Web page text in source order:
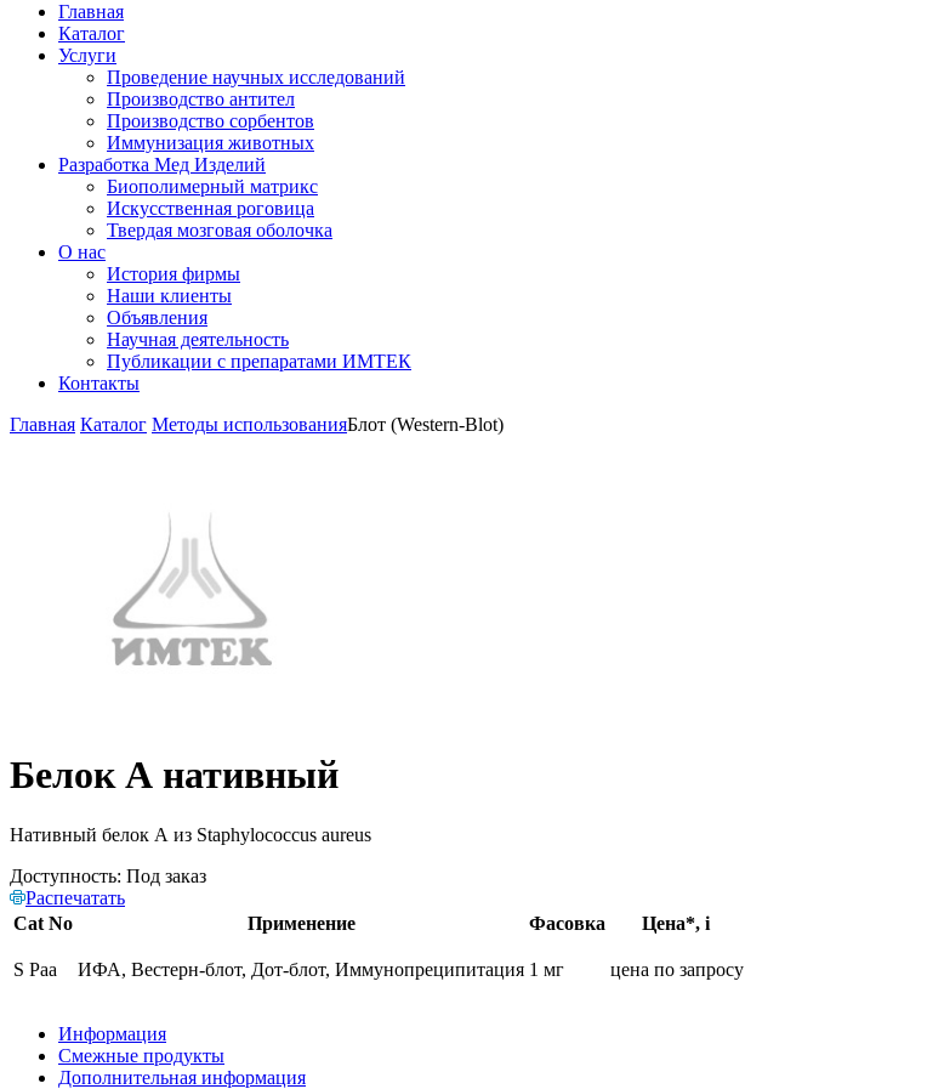
Главная
Каталог
Услуги
Проведение научных исследований
Производство антител
Производство сорбентов
Иммунизация животных
Разработка Мед Изделий
Биополимерный матрикс
Искусственная роговица
Твердая мозговая оболочка
О нас
История фирмы
Наши клиенты
Объявления
Научная деятельность
Публикации с препаратами ИМТЕК
Контакты
Главная Каталог Методы использованияБлот (Western-Blot)
Белок А нативный
Нативный белок А из Staphylococcus aureus
Доступность: Под заказ
Распечатать
Cat No
Применение Фасовка Цена*, i
S Paa ИФА, Вестерн-блот, Дот-блот, Иммунопреципитация 1 мг цена по запросу
Информация
Смежные продукты
Дополнительная информация